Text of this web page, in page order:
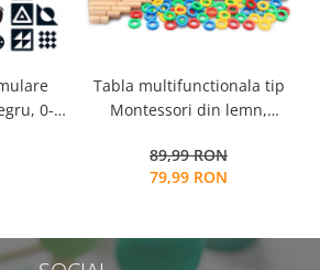
0-3
Tabla multifunctionala tip
Montessori din lemn,
multicolore pt cantitate,
numere si operatiuni
89,99 RON
79,99 RON